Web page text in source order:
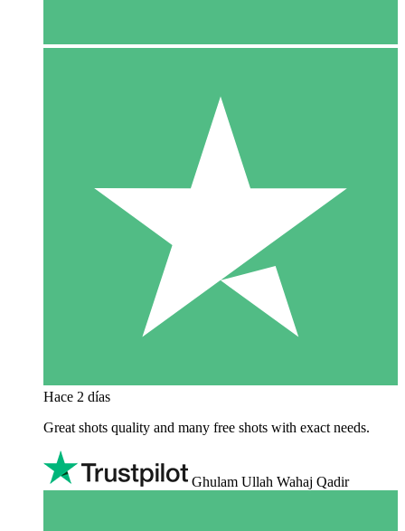
Hace 2 días
Great shots quality and many free shots with exact needs.
Ghulam Ullah Wahaj Qadir